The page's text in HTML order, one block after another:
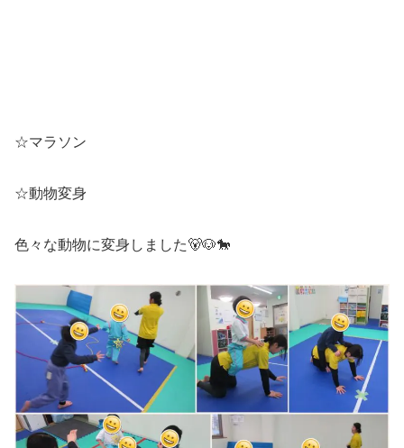
☆マラソン
☆動物変身
色々な動物に変身しました🐻🐶🐎